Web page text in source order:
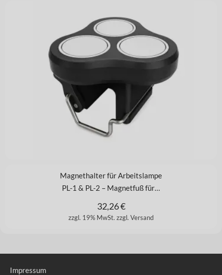
Magnethalter für Arbeitslampe
PL-1 & PL-2 – Magnetfuß für…
zzgl. 19% MwSt. zzgl. Versand
32,26€
Impressum